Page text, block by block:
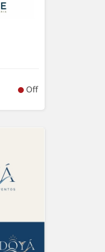
Off